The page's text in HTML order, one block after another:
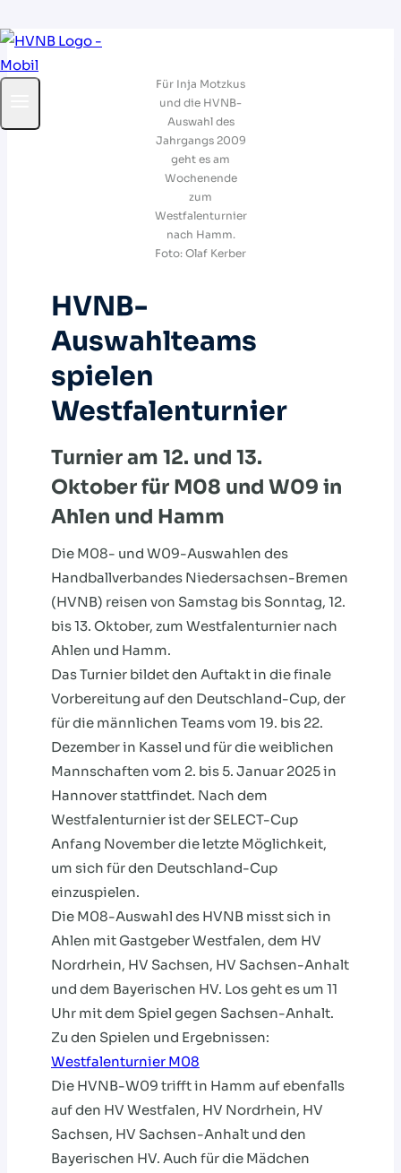
Zum
Inhalt
Für Inja Motzkus
und die HVNB-
Auswahl des
Jahrgangs 2009
geht es am
Wochenende
zum
Westfalenturnier
nach Hamm.
Foto: Olaf Kerber
HVNB-
Auswahlteams
spielen
Westfalenturnier
Turnier am 12. und 13.
Oktober für M08 und W09 in
Ahlen und Hamm
Die M08- und W09-Auswahlen des
Handballverbandes Niedersachsen-Bremen
(HVNB) reisen von Samstag bis Sonntag, 12.
bis 13. Oktober, zum Westfalenturnier nach
Ahlen und Hamm.
Das Turnier bildet den Auftakt in die finale
Vorbereitung auf den Deutschland-Cup, der
für die männlichen Teams vom 19. bis 22.
Dezember in Kassel und für die weiblichen
Mannschaften vom 2. bis 5. Januar 2025 in
Hannover stattfindet. Nach dem
Westfalenturnier ist der SELECT-Cup
Anfang November die letzte Möglichkeit,
um sich für den Deutschland-Cup
einzuspielen.
Die M08-Auswahl des HVNB misst sich in
Ahlen mit Gastgeber Westfalen, dem HV
Nordrhein, HV Sachsen, HV Sachsen-Anhalt
und dem Bayerischen HV. Los geht es um 11
Uhr mit dem Spiel gegen Sachsen-Anhalt.
Zu den Spielen und Ergebnissen:
Westfalenturnier M08
Die HVNB-W09 trifft in Hamm auf ebenfalls
auf den HV Westfalen, HV Nordrhein, HV
Sachsen, HV Sachsen-Anhalt und den
Bayerischen HV. Auch für die Mädchen